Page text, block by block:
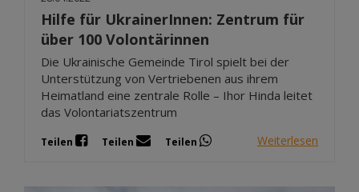
Hilfe für UkrainerInnen: Zentrum für
über 100 Volontärinnen
Die Ukrainische Gemeinde Tirol spielt bei der
Unterstützung von Vertriebenen aus ihrem
Heimatland eine zentrale Rolle – Ihor Hinda leitet
das Volontariatszentrum
Teilen Teilen Teilen Weiterlesen